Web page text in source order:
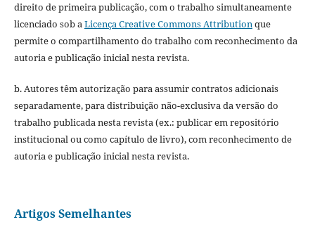
direito de primeira publicação, com o trabalho simultaneamente
licenciado sob aLicença Creative Commons Attributionque
permite o compartilhamento do trabalho com reconhecimento da
autoria e publicação inicial nesta revista.
b. Autores têm autorização para assumir contratos adicionais
separadamente, para distribuição não-exclusiva da versão do
trabalho publicada nesta revista (ex.: publicar em repositório
institucional ou como capítulo de livro), com reconhecimento de
autoria e publicação inicial nesta revista.
Artigos Semelhantes